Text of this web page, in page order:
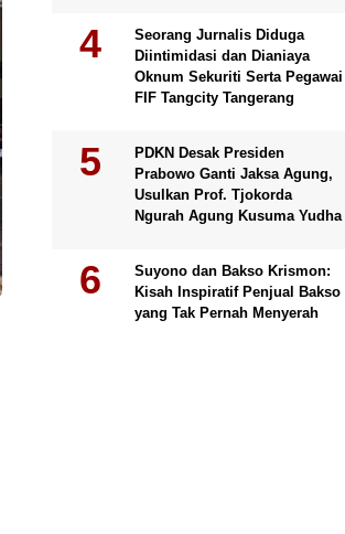
Seorang Jurnalis Diduga
Diintimidasi dan Dianiaya
Oknum Sekuriti Serta Pegawai
FIF Tangcity Tangerang
PDKN Desak Presiden
Prabowo Ganti Jaksa Agung,
Usulkan Prof. Tjokorda
Ngurah Agung Kusuma Yudha
Suyono dan Bakso Krismon:
Kisah Inspiratif Penjual Bakso
yang Tak Pernah Menyerah